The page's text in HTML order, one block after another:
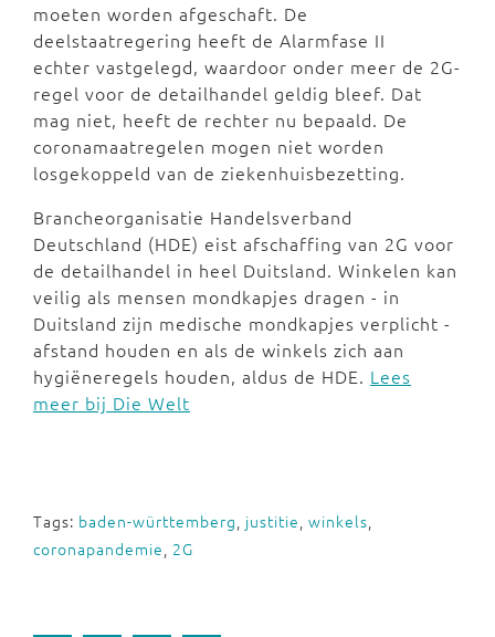
moeten worden afgeschaft. De
deelstaatregering heeft de Alarmfase II
echter vastgelegd, waardoor onder meer de 2G-
regel voor de detailhandel geldig bleef. Dat
mag niet, heeft de rechter nu bepaald. De
coronamaatregelen mogen niet worden
losgekoppeld van de ziekenhuisbezetting.
Brancheorganisatie Handelsverband
Deutschland (HDE) eist afschaffing van 2G voor
de detailhandel in heel Duitsland. Winkelen kan
veilig als mensen mondkapjes dragen - in
Duitsland zijn medische mondkapjes verplicht -
afstand houden en als de winkels zich aan
hygiëneregels houden, aldus de HDE. Lees
meer bij Die Welt
Tags: baden-württemberg, justitie, winkels,
coronapandemie, 2G